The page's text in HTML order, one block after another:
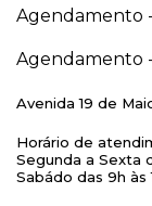
Agendamento
Agendamento
Avenida 19 de
Horário de
Segunda a Sexta
Sabádo das 9h às